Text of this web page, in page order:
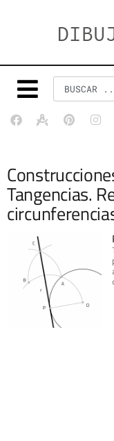
Tangencias.